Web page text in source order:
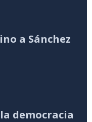
a Sánchez
democracia